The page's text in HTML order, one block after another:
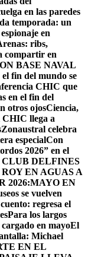
en las paredes
temporada: un
en
ribs,
compartir en
BASE NAVAL
fin del mundo se
CHIC que
en el fin del
otros ojosCiencia,
llega a
Zonaustral celebra
especialCon
2026” en el
CLUB DELFINES
EN AGUAS A
2026:MAYO EN
se vuelven
regresa el
Para los largos
en mayoEl
Michael
EN EL